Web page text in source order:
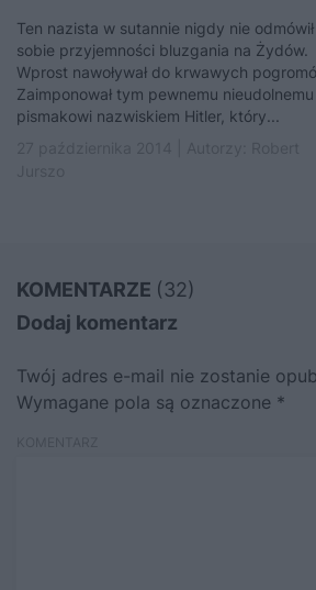
Ten nazista w sutannie nigdy nie odmówił
sobie przyjemności bluzgania na Żydów.
Wprost nawoływał do krwawych
Zaimponował tym pewnemu nieudolnemu
pismakowi nazwiskiem Hitler, który...
KOMENTARZE (32)
Dodaj komentarz
Twój adres e-mail nie zostanie
Wymagane pola są oznaczone *